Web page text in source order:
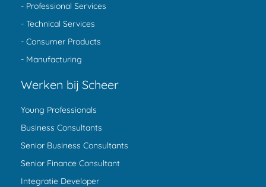
- Professional Services
- Technical Services
- Consumer Products
- Manufacturing
Werken bij Scheer
Young Professionals
Business Consultants
Senior Business Consultants
Senior Finance Consultant
Integratie Developer